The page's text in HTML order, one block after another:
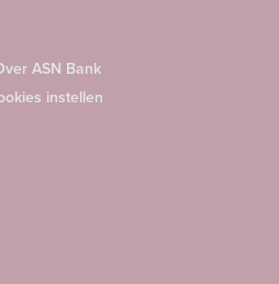
ASN Bank
instellen